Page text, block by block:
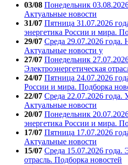
03/08 Понедельник
Актуальные новости
31/07 Пятница 31.07.2026
энергетика России и мира.
29/07 Среда 29.07.2026 года.
Актуальные новости у
27/07 Понедельник
Электроэнергетическая
24/07 Пятница 24.07.2026
России и мира. Подборка
22/07 Среда 22.07.2026 года.
Актуальные новости
20/07 Понедельник
энергетика России и мира.
17/07 Пятница 17.07.2026
Актуальные новости
15/07 Среда 15.07.2026 года.
отрасль. Подборка новостей